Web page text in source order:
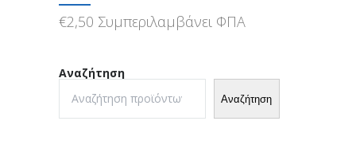
€2,50 Συμπεριλαμβάνει ΦΠΑ
Αναζήτηση
Αναζήτηση